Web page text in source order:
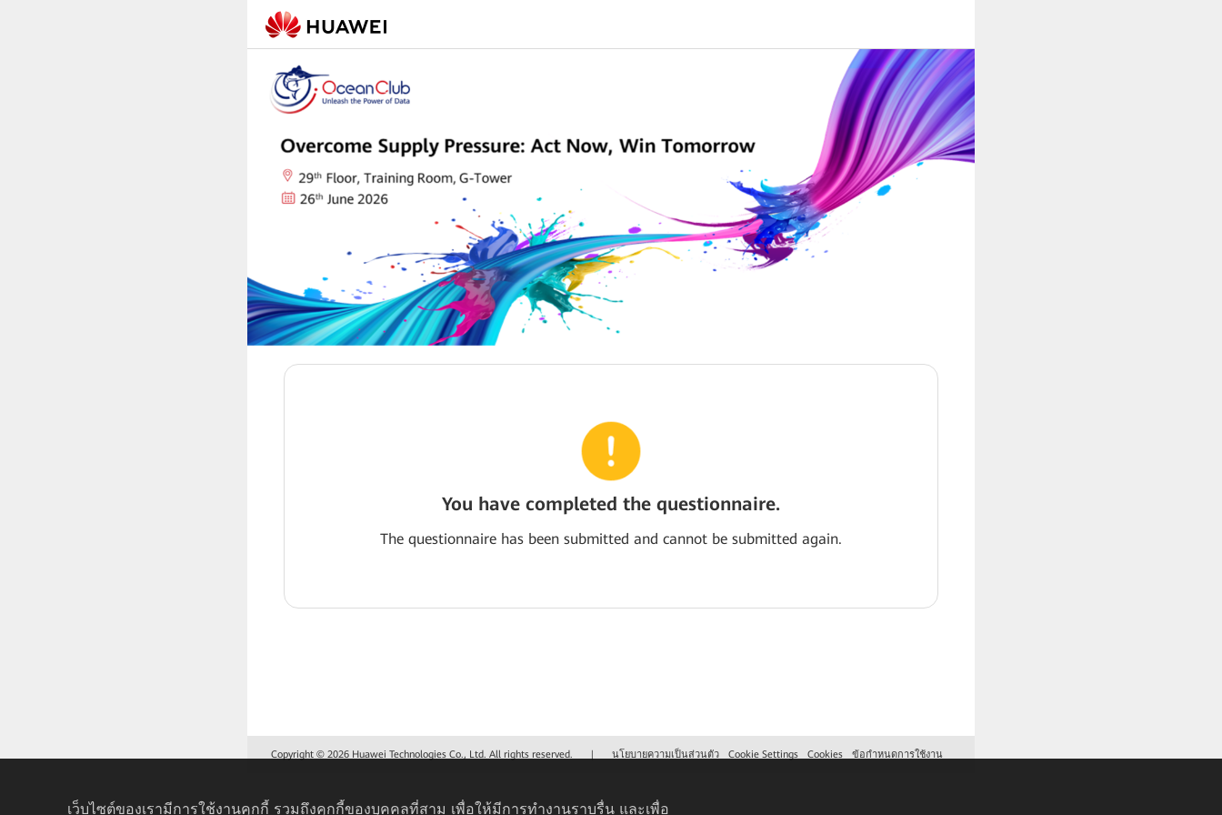
You have completed the questionnaire.
The questionnaire has been submitted and cannot be submitted again.
Copyright © 2026 Huawei Technologies Co., Ltd. All rights reserved. | นโยบายความเป็นส่วนตัว Cookie Settings Cookies ข้อกำหนดการใช้งาน
เว็บไซต์ของเรามีการใช้งานคุกกี้ รวมถึงคุกกี้ของบุคคลที่สาม เพื่อให้มีการทำงานราบรื่น และเพื่อ